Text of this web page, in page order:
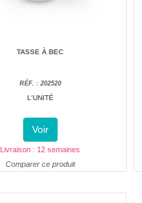
TASSE À BEC
RÉF. : 202520
L'UNITÉ
Voir
Livraison : 12 semaines
Comparer ce produit